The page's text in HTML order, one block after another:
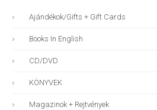
Ajándékok/gifts + Gift Cards
Books In English
CD/DVD
KÖNYVEK
Magazinok + Rejtvények